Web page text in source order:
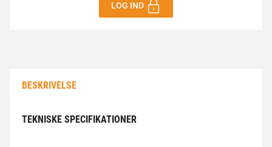
LOG IND
BESKRIVELSE
TEKNISKE SPECIFIKATIONER